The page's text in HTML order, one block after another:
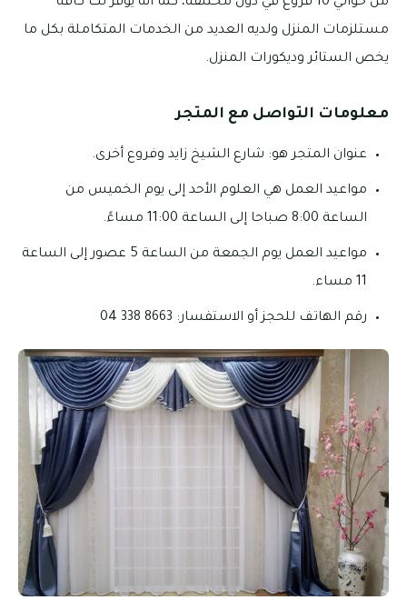
مستلزمات المنزل ولديه العديد من الخدمات المتكاملة بكل ما
يخص الستائر وديكورات المنزل.
معلومات التواصل مع المتجر
عنوان المتجر هو: شارع الشيخ زايد وفروع أخرى.
مواعيد العمل هي العلوم الأحد إلى يوم الخميس من
الساعة 8:00 صباحا إلى الساعة 11:00 مساءً.
مواعيد العمل يوم الجمعة من الساعة 5 عصور إلى الساعة
11 مساء.
رقم الهاتف للحجز أو الاستفسار: 8663 338 04